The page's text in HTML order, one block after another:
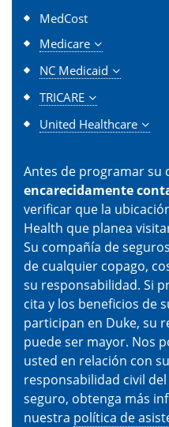
MedCost
Medicare
NC Medicaid
TRICARE
United Healthcare
Antes de programar su
encarecidamente
verificar que la
Health que planea
Su compañía de
de cualquier copago,
su responsabilidad. Si
cita y los beneficios de
participan en Duke, su
puede ser mayor. Nos
usted en relación con
responsabilidad civil
seguro, obtenga más
nuestra política de